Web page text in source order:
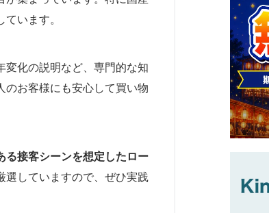
います。
変化の説明など、専門的な知
のお客様にも安心して買い物
る接客シーンを想定したロー
選していますので、ぜひ実践